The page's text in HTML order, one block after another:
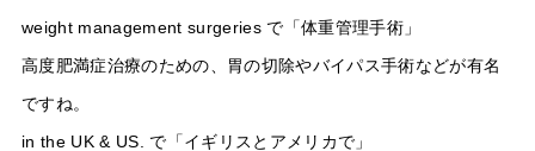
weight management surgeries で「体重管理手術」
高度肥満症治療のための、胃の切除やバイパス手術などが有名
ですね。
in the UK & US. で「イギリスとアメリカで」